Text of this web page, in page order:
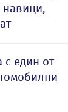
навици,
с един от